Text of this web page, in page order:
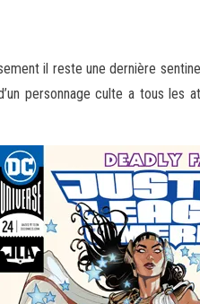
il reste une dernière
personnage culte a tous les